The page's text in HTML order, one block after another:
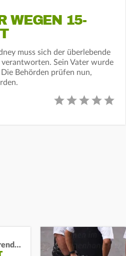
WEGEN 15-
muss sich der überlebende
Sein Vater wurde
Behörden prüfen nun,
BaWü: Mann springt vor fahrendes Auto und schießt